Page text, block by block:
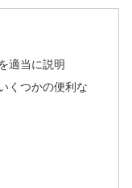
適当に説明
くつかの便利な